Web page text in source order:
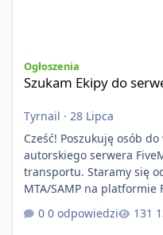
Ogłoszenia
Szukam Ekipy do
Tyrnail · 28 Lipca
Cześć! Poszukuję osób do współtworzenia TRUCK RPG -
autorskiego serwera
transportu. Staramy się
MTA/SAMP na platformie
kontentu dla graczy
jeździć ciężarówką. Projekt tworzony jest od podstaw z
0 odpowiedzi